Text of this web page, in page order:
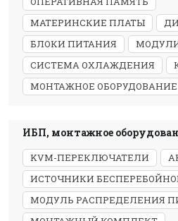
МАТЕРИНСКИЕ ПЛАТЫ
БЛОКИ ПИТАНИЯ
МОДУЛИ
СИСТЕМА ОХЛАЖДЕНИЯ
МОНТАЖНОЕ ОБОРУДОВАНИЕ
ИБП, монтажное
KVM-ПЕРЕКЛЮЧАТЕЛИ
ИСТОЧНИКИ
МОДУЛЬ РАСПРЕДЕЛЕНИЯ